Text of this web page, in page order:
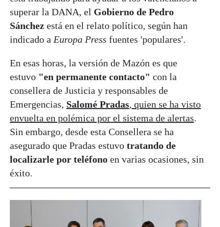
superar la DANA, el Gobierno de Pedro
Sánchez está en el relato político, según han
indicado a Europa Press fuentes 'populares'.
En esas horas, la versión de Mazón es que
estuvo "en permanente contacto" con la
consellera de Justicia y responsables de
Emergencias, Salomé Pradas, quien se ha visto
envuelta en polémica por el sistema de alertas.
Sin embargo, desde esta Consellera se ha
asegurado que Pradas estuvo tratando de
localizarle por teléfono en varias ocasiones, sin
éxito.